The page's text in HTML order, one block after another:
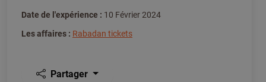
Date de l'expérience : 10 Février 2024
Les affaires : Rabadan tickets
Partager